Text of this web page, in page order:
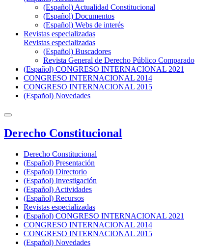
(Español) Actualidad Constitucional
(Español) Documentos
(Español) Webs de interés
Revistas especializadas
Revistas especializadas
(Español) Buscadores
Revista General de Derecho Público Comparado
(Español) CONGRESO INTERNACIONAL 2021
CONGRESO INTERNACIONAL 2014
CONGRESO INTERNACIONAL 2015
(Español) Novedades
Derecho Constitucional
Derecho Constitucional
(Español) Presentación
(Español) Directorio
(Español) Investigación
(Español) Actividades
(Español) Recursos
Revistas especializadas
(Español) CONGRESO INTERNACIONAL 2021
CONGRESO INTERNACIONAL 2014
CONGRESO INTERNACIONAL 2015
(Español) Novedades